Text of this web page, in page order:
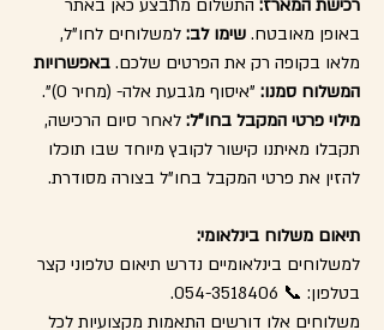
רכישת המארז: התשלום מתבצע כאן באתר
באופן מאובטח. שימו לב: למשלוחים לחו"ל,
מלאו בקופה רק את הפרטים שלכם. באפשרויות
המשלוח סמנו: "איסוף מגבעת אלה- (מחיר 0)".
מילוי פרטי המקבל בחו"ל: לאחר סיום הרכישה,
תקבלו מאיתנו קישור לקובץ מיוחד שבו תוכלו
להזין את פרטי המקבל בחו"ל בצורה מסודרת.
תיאום משלוח בינלאומי:
למשלוחים בינלאומיים נדרש תיאום טלפוני קצר
בטלפון: 📞 054-3518406.
משלוחים אלו דורשים התאמות מקצועיות לכל